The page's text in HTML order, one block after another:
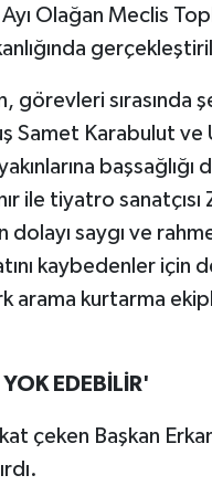
Olağan Meclis
görevleri sırasında
Samet Karabulut ve
başsağlığı
ile tiyatro sanatçısı
dolayı saygı ve
kaybedenler için
arama kurtarma
EDEBİLİR'
çeken Başkan